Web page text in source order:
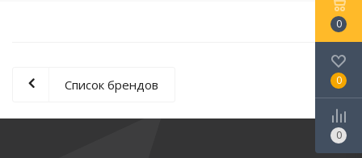
Список брендов
0
0
0